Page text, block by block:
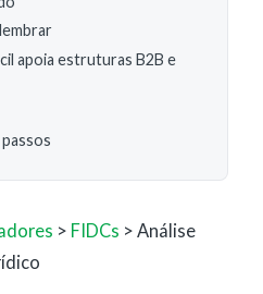
apoia estruturas B2B e
> FIDCs > Análise